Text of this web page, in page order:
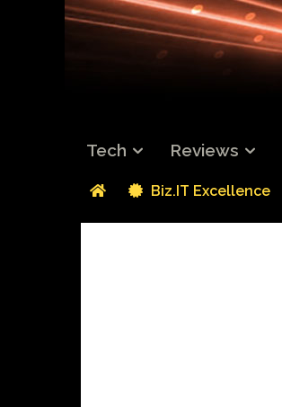
Tech Reviews
Biz.IT Excellence